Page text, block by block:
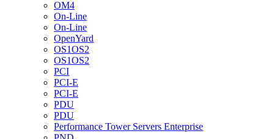
OM4
On-Line
On-Line
OpenYard
OS1OS2
OS1OS2
PCI
PCI-E
PCI-E
PDU
PDU
Performance Tower Servers Enterprise